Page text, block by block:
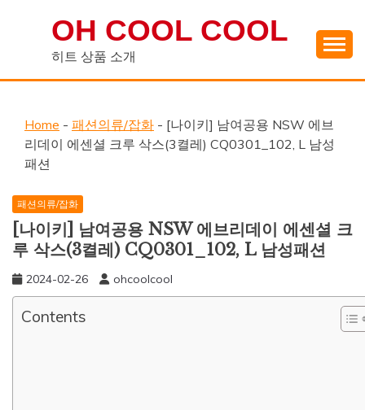
OH COOL COOL
히트 상품 소개
Home - 패션의류/잡화 - [나이키] 남여공용 NSW 에브
리데이 에센셜 크루 삭스(3켤레) CQ0301_102, L 남성
패션
패션의류/잡화
[나이키] 남여공용 NSW 에브리데이 에센셜 크
루 삭스(3켤레) CQ0301_102, L 남성패션
2024-02-26 ohcoolcool
Contents